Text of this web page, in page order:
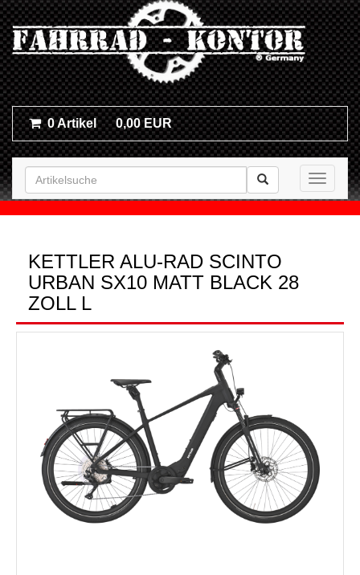
0 Artikel 0,00 EUR
Toggle
KETTLER ALU-RAD SCINTO
URBAN SX10 MATT BLACK 28
ZOLL L